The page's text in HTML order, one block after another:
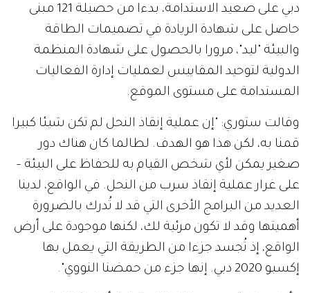
دبي على صعيد الاستدامة، بدءا من حصيلة 121 مبنى
حاصل على شهادة الريادة في تصميمات الطاقة
والبيئة "ليد"، مرورا بالحصول على شهادة المنظمة
الدولية لتوحيد المقاييس لعمليات إدارة الفعاليات
المستدامة على مستوى الموقع.
وقالت ستوري: "إن عملية إنقاذ النحل لم تكن شيئا كبيرا
قمنا به، لكن هذا هو الهدف. لطالما كان هناك دور
صغير يمكن لأي شخص القيام به للحفاظ على البيئة –
على غرار عملية إنقاذ سرب من النحل. في الواقع، لدينا
العديد من البرامج الأخرى التي قد لا تُدرك بالضرورة
أهميتها وقد لا تكون مرئية لك، لكنها موجودة على أرض
الواقع، إذ تُجسد جزءا من الطريقة التي يعمل بها
إكسبو 2020 دبي. إنها جزء من حمضنا النووي".